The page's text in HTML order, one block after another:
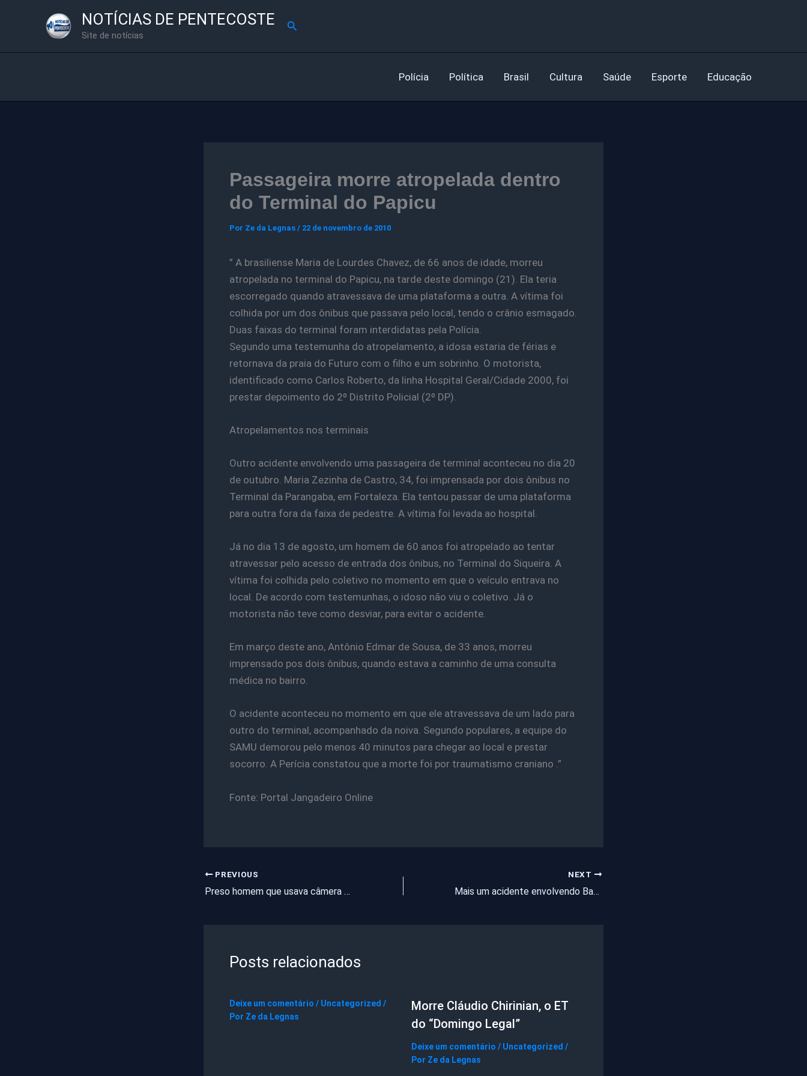
NOTÍCIAS DE PENTECOSTE
Site de notícias
Pesquisar
Polícia Política Brasil Cultura Saúde Esporte Educação
Passageira morre atropelada dentro
do Terminal do Papicu
Por Ze da Legnas / 22 de novembro de 2010
” A brasiliense Maria de Lourdes Chavez, de 66 anos de idade, morreu
atropelada no terminal do Papicu, na tarde deste domingo (21). Ela teria
escorregado quando atravessava de uma plataforma a outra. A vítima foi
colhida por um dos ônibus que passava pelo local, tendo o crânio esmagado.
Duas faixas do terminal foram interdidatas pela Polícia.
Segundo uma testemunha do atropelamento, a idosa estaria de férias e
retornava da praia do Futuro com o filho e um sobrinho. O motorista,
identificado como Carlos Roberto, da linha Hospital Geral/Cidade 2000, foi
prestar depoimento do 2º Distrito Policial (2º DP).
Atropelamentos nos terminais
Outro acidente envolvendo uma passageira de terminal aconteceu no dia 20
de outubro. Maria Zezinha de Castro, 34, foi imprensada por dois ônibus no
Terminal da Parangaba, em Fortaleza. Ela tentou passar de uma plataforma
para outra fora da faixa de pedestre. A vítima foi levada ao hospital.
Já no dia 13 de agosto, um homem de 60 anos foi atropelado ao tentar
atravessar pelo acesso de entrada dos ônibus, no Terminal do Siqueira. A
vítima foi colhida pelo coletivo no momento em que o veículo entrava no
local. De acordo com testemunhas, o idoso não viu o coletivo. Já o
motorista não teve como desviar, para evitar o acidente.
Em março deste ano, Antônio Edmar de Sousa, de 33 anos, morreu
imprensado pos dois ônibus, quando estava a caminho de uma consulta
médica no bairro.
O acidente aconteceu no momento em que ele atravessava de um lado para
outro do terminal, acompanhado da noiva. Segundo populares, a equipe do
SAMU demorou pelo menos 40 minutos para chegar ao local e prestar
socorro. A Perícia constatou que a morte foi por traumatismo craniano .”
Fonte: Portal Jangadeiro Online
PREVIOUS
Preso homem que usava câmera no pé para filmar calcinhas
NEXT
Mais um acidente envolvendo Banda de Forró
Posts relacionados
Deixe um comentário / Uncategorized /
Por Ze da Legnas
Morre Cláudio Chirinian, o ET
do “Domingo Legal”
Deixe um comentário / Uncategorized /
Por Ze da Legnas